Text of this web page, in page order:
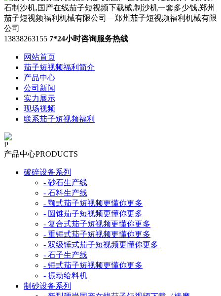
13838263155 7*24小时咨询服务热线
网站首页
茄子短视频福利简介
产品中心
公司新闻
实力展示
现场视频
联系茄子短视频福利
P
产品中心PRODUCTS
破碎设备系列
- 砂石生产线
- 石料生产线
- 颚式茄子短视频更懂你更多
- 圆锥茄子短视频更懂你更多
- 复合式茄子短视频更懂你更多
- 重锤式茄子短视频更懂你更多
- 双级锤式茄子短视频更懂你更多
- 石子生产线
- 锤式茄子短视频更懂你更多
- 振动给料机
制砂设备系列